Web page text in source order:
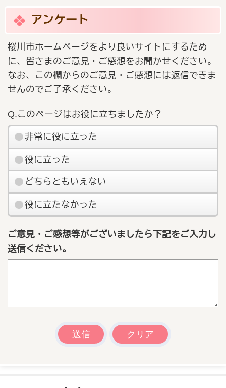
アンケート
桜川市ホームページをより良いサイトにするため
に、皆さまのご意見・ご感想をお聞かせください。
なお、この欄からのご意見・ご感想には返信できま
せんのでご了承ください。
Q.このページはお役に立ちましたか？
非常に役に立った
役に立った
どちらともいえない
役に立たなかった
ご意見・ご感想等がございましたら下記をご入力し
送信ください。